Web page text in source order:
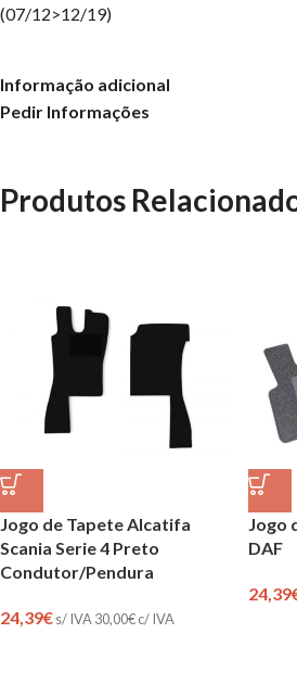
(07/12>12/19)
Informação adicional
Pedir Informações
Produtos
Jogo de Tapete Alcatifa
Scania Serie 4 Preto
Condutor/Pendura
24,39€s/ IVA 30,00€c/ IVA
Jogo
DAF
24,39